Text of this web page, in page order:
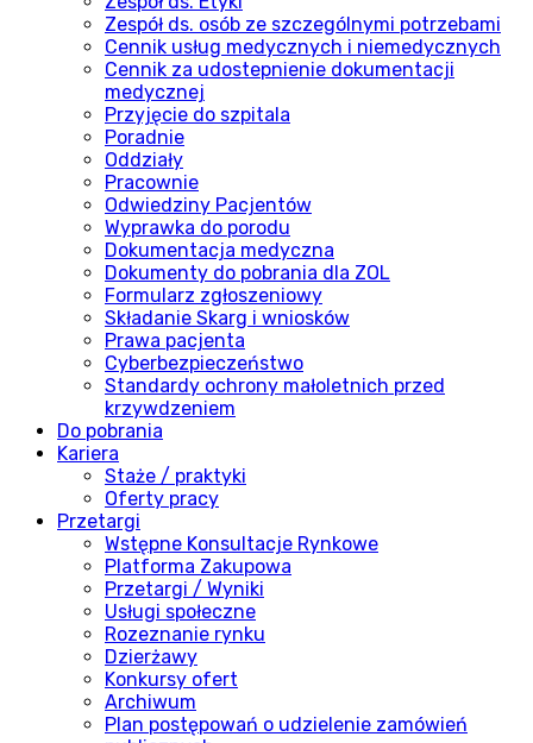
Zespół ds. osób ze szczególnymi potrzebami
Cennik usług medycznych i niemedycznych
Cennik za udostepnienie dokumentacji
medycznej
Przyjęcie do szpitala
Poradnie
Oddziały
Pracownie
Odwiedziny Pacjentów
Wyprawka do porodu
Dokumentacja medyczna
Dokumenty do pobrania dla ZOL
Formularz zgłoszeniowy
Składanie Skarg i wniosków
Prawa pacjenta
Cyberbezpieczeństwo
Standardy ochrony małoletnich przed
krzywdzeniem
Do pobrania
Kariera
Staże / praktyki
Oferty pracy
Przetargi
Wstępne Konsultacje Rynkowe
Platforma Zakupowa
Przetargi / Wyniki
Usługi społeczne
Rozeznanie rynku
Dzierżawy
Konkursy ofert
Archiwum
Plan postępowań o udzielenie zamówień